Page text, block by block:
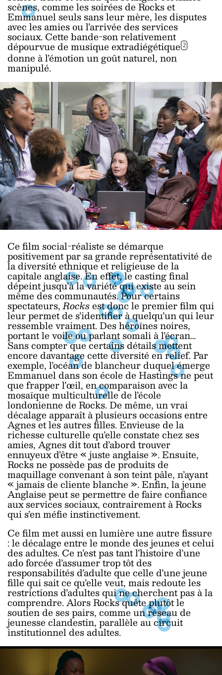
scènes, comme les soirées de Rocks et
Emmanuel seuls sans leur mère, les disputes
avec les amies ou l’arrivée des services
sociaux. Cette bande-son relativement
dépourvue de musique extradiégétique 2
donne à l’émotion un goût naturel, non
manipulé.
Ce film social-réaliste se démarque
positivement par sa grande représentativité de
la diversité ethnique et religieuse de la
capitale anglaise. En effet, le casting final
dépeint jusqu’à la variété qui existe au sein
même des communautés. Pour certains
spectateurs,Rocksest donc le premier film qui
leur permet de s’identifier à quelqu’un qui leur
ressemble vraiment. Des héroïnes noires,
portant le voile ou parlant somali à l’écran…
Sans compter que certains détails mettent
encore davantage cette diversité en relief. Par
exemple, l’océan de blancheur duquel émerge
Emmanuel dans son école de Hastings ne peut
que frapper l’œil, en comparaison avec la
mosaïque multiculturelle de l’école
londonienne de Rocks. De même, un vrai
décalage apparaît à plusieurs occasions entre
Agnes et les autres filles. Envieuse de la
richesse culturelle qu’elle constate chez ses
amies, Agnes dit tout d’abord trouver
ennuyeux d’être « juste anglaise ». Ensuite,
Rocks ne possède pas de produits de
maquillage convenant à son teint pâle, n’ayant
« jamais de cliente blanche ». Enfin, la jeune
Anglaise peut se permettre de faire confiance
aux services sociaux, contrairement à Rocks
qui s’en méfie instinctivement.
Ce film met aussi en lumière une autre fissure
: le décalage entre le monde des jeunes et celui
des adultes. Ce n’est pas tant l’histoire d’une
ado forcée d’assumer trop tôt des
responsabilités d’adulte que celle d’une jeune
fille qui sait ce qu’elle veut, mais redoute les
restrictions d’adultes qui ne cherchent pas à la
comprendre. Alors Rocks quête plutôt le
soutien de ses pairs, comme un réseau de
jeunesse clandestin, parallèle au circuit
institutionnel des adultes.